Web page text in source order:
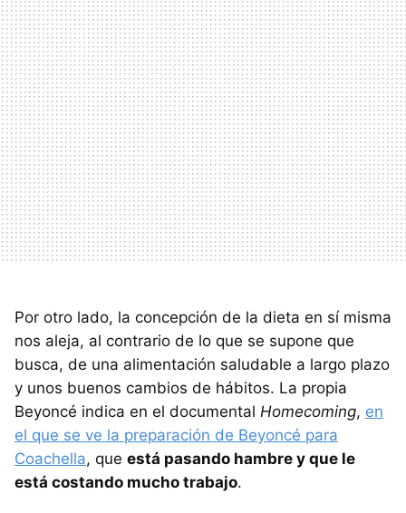
Por otro lado, la concepción de la dieta en sí misma
nos aleja, al contrario de lo que se supone que
busca, de una alimentación saludable a largo plazo
y unos buenos cambios de hábitos. La propia
Beyoncé indica en el documental Homecoming, en
el que se ve la preparación de Beyoncé para
Coachella, que está pasando hambre y que le
está costando mucho trabajo.